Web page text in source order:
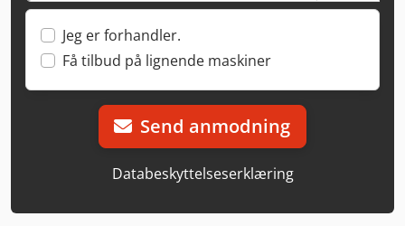
Jeg er forhandler.
Få tilbud på lignende maskiner
Send anmodning
Databeskyttelseserklæring